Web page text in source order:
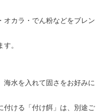
オカラ・でん粉などをブレン
。
海水を入れて固さをお好みに
付ける「付け餌」は、別途ご